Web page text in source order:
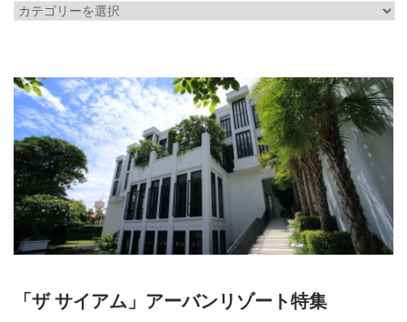
カ
リ
ー
「ザ サイアム」アーバンリゾート特集